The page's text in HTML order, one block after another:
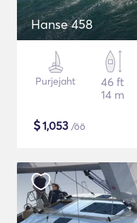
Hanse 458
Purjejaht
46 ft
14 m
$1,053 /öö